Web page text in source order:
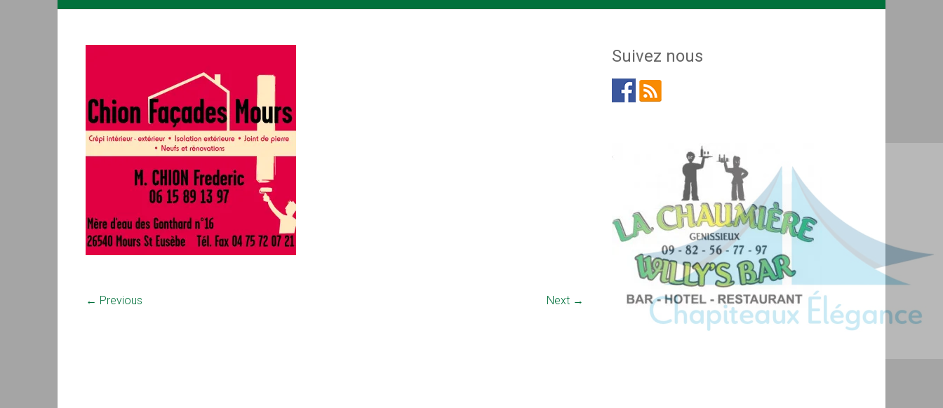
← Previous Next →
Suivez nous